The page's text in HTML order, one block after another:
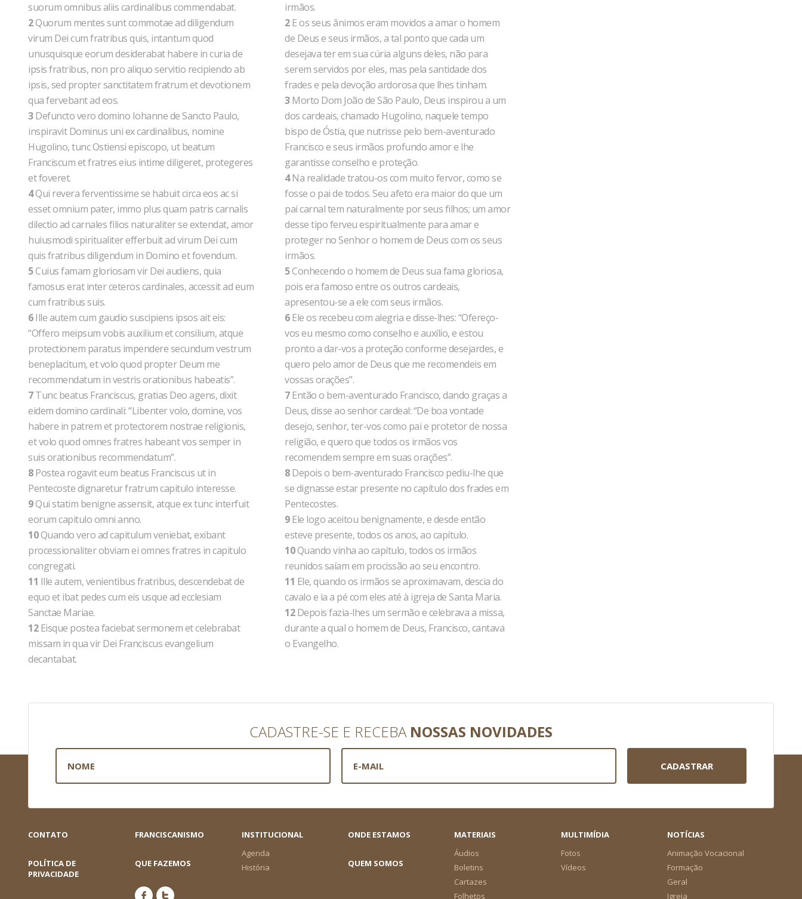
suorum omnibus aliis cardinalibus commendabat.
2Quorum mentes sunt commotae ad diligendum
virum Dei cum fratribus quis, intantum quod
unusquisque eorum desiderabat habere in curia de
ipsis fratribus, non pro aliquo servitio recipiendo ab
ipsis, sed propter sanctitatem fratrum et devotionem
qua fervebant ad eos.
3Defuncto vero domino Iohanne de Sancto Paulo,
inspiravit Dominus uni ex cardinalibus, nomine
Hugolino, tunc Ostiensi episcopo, ut beatum
Franciscum et fratres eius intime diligeret, protegeres
et foveret.
4Qui revera ferventissime se habuit circa eos ac si
esset omnium pater, immo plus quam patris carnalis
dilectio ad carnales filios naturaliter se extendat, amor
huiusmodi spiritualiter efferbuit ad virum Dei cum
quis fratribus diligendum in Domino et fovendum.
5Cuius famam gloriosam vir Dei audiens, quia
famosus erat inter ceteros cardinales, accessit ad eum
cum fratribus suis.
6Ille autem cum gaudio suscipiens ipsos ait eis:
“Offero meipsum vobis auxilium et consilium, atque
protectionem paratus impendere secundum vestrum
beneplacitum, et volo quod propter Deum me
recommendatum in vestris orationibus habeatis”.
7Tunc beatus Franciscus, gratias Deo agens, dixit
eidem domino cardinali: “Libenter volo, domine, vos
habere in patrem et protectorem nostrae religionis,
et volo quod omnes fratres habeant vos semper in
suis orationibus recommendatum”.
8Postea rogavit eum beatus Franciscus ut in
Pentecoste dignaretur fratrum capitulo interesse.
9Qui statim benigne assensit, atque ex tunc interfuit
eorum capitulo omni anno.
10Quando vero ad capitulum veniebat, exibant
processionaliter obviam ei omnes fratres in capitulo
congregati.
11 Ille autem, venientibus fratribus, descendebat de
equo et ibat pedes cum eis usque ad ecclesiam
Sanctae Mariae.
12Eisque postea faciebat sermonem et celebrabat
missam in qua vir Dei Franciscus evangelium
decantabat.
irmãos.
2E os seus ânimos eram movidos a amar o homem
de Deus e seus irmãos, a tal ponto que cada um
desejava ter em sua cúria alguns deles, não para
serem servidos por eles, mas pela santidade dos
frades e pela devoção ardorosa que lhes tinham.
3Morto Dom João de São Paulo, Deus inspirou a um
dos cardeais, chamado Hugolino, naquele tempo
bispo de Óstia, que nutrisse pelo bem-aventurado
Francisco e seus irmãos profundo amor e lhe
garantisse conselho e proteção.
4Na realidade tratou-os com muito fervor, como se
fosse o pai de todos. Seu afeto era maior do que um
pai carnal tem naturalmente por seus filhos; um amor
desse tipo ferveu espiritualmente para amar e
proteger no Senhor o homem de Deus com os seus
irmãos.
5Conhecendo o homem de Deus sua fama gloriosa,
pois era famoso entre os outros cardeais,
apresentou-se a ele com seus irmãos.
6Ele os recebeu com alegria e disse-lhes: “Ofereço-
vos eu mesmo como conselho e auxílio, e estou
pronto a dar-vos a proteção conforme desejardes, e
quero pelo amor de Deus que me recomendeis em
vossas orações”.
7Então o bem-aventurado Francisco, dando graças a
Deus, disse ao senhor cardeal: “De boa vontade
desejo, senhor, ter-vos como pai e protetor de nossa
religião, e quero que todos os irmãos vos
recomendem sempre em suas orações”.
8Depois o bem-aventurado Francisco pediu-lhe que
se dignasse estar presente no capítulo dos frades em
Pentecostes.
9Ele logo aceitou benignamente, e desde então
esteve presente, todos os anos, ao capítulo.
10Quando vinha ao capítulo, todos os irmãos
reunidos saíam em procissão ao seu encontro.
11 Ele, quando os irmãos se aproximavam, descia do
cavalo e ia a pé com eles até à igreja de Santa Maria.
12Depois fazia-lhes um sermão e celebrava a missa,
durante a qual o homem de Deus, Francisco, cantava
o Evangelho.
CADASTRE-SE E RECEBA NOSSAS NOVIDADES
CADASTRAR
CONTATO FRANCISCANISMO
INSTITUCIONAL
Agenda
História
ONDE ESTAMOS
MATERIAIS
Áudios
Boletins
Cartazes
Folhetos
MULTIMÍDIA
Fotos
Vídeos
NOTÍCIAS
Animação Vocacional
Formação
Geral
Igreja
POLÍTICA DE
PRIVACIDADE
QUE FAZEMOS QUEM SOMOS